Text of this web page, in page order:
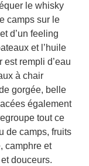
le whisky
camps sur le
d’un feeling
et l’huile
rempli d’eau
à chair
gorgée, belle
également
tout ce
de camps, fruits
camphre et
douceurs.